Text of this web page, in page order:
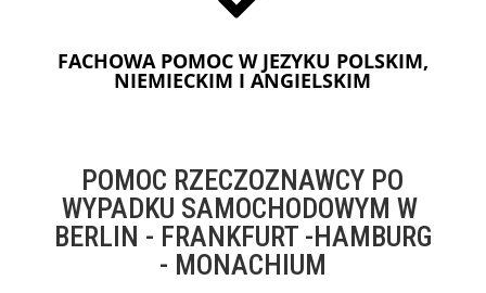
FACHOWA POMOC W JEZYKU POLSKIM,
NIEMIECKIM I ANGIELSKIM
POMOC RZECZOZNAWCY PO
WYPADKU SAMOCHODOWYM W
BERLIN - FRANKFURT -HAMBURG
- MONACHIUM